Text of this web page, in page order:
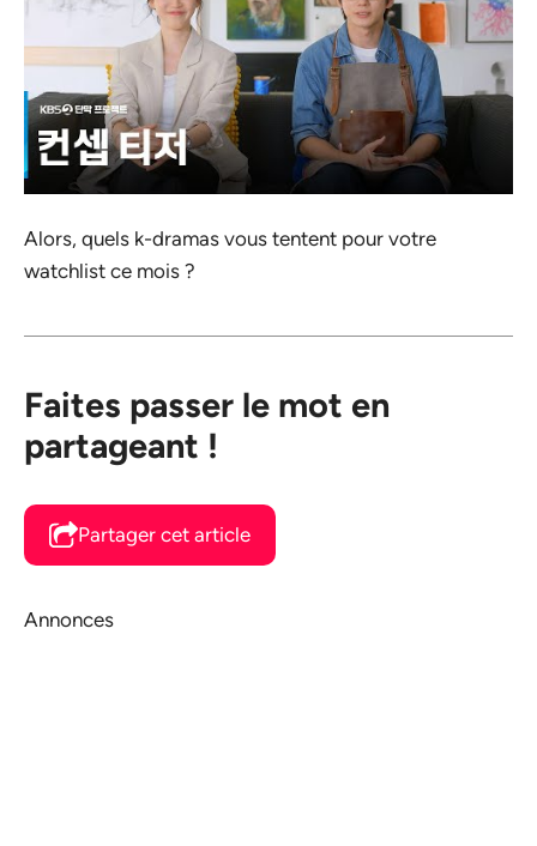
Alors, quels k-dramas vous tentent pour votre
watchlist ce mois ?
Faites passer le mot en
partageant !
Partager cet article
Annonces